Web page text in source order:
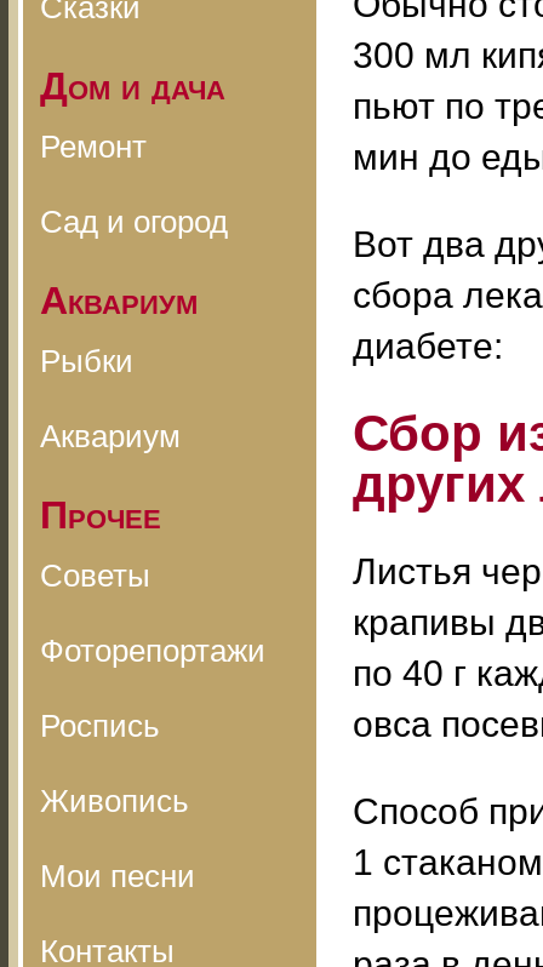
Сказки
Дом и дача
Ремонт
Сад и огород
Аквариум
Рыбки
Аквариум
Прочее
Советы
Фоторепортажи
Роспись
Живопись
Мои песни
Контакты
300 мл
пьют по
мин до
Вот два
сбора
диабете:
Сбор
Листья
крапивы
по 40 г
овса
Способ
1